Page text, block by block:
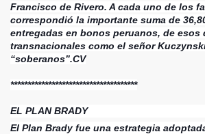
Francisco de Rivero. A cada uno de los
correspondió la importante suma de
entregadas en bonos peruanos, de esos
transnacionales como el señor
“soberanos”.CV
*************************************
EL PLAN BRADY
El Plan Brady fue una estrategia